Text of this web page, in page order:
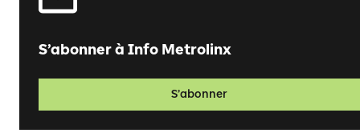
S’abonner à Info Metrolinx
S’abonner